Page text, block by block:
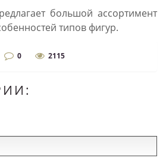
большой ассортимент
типов фигур.
0 2115